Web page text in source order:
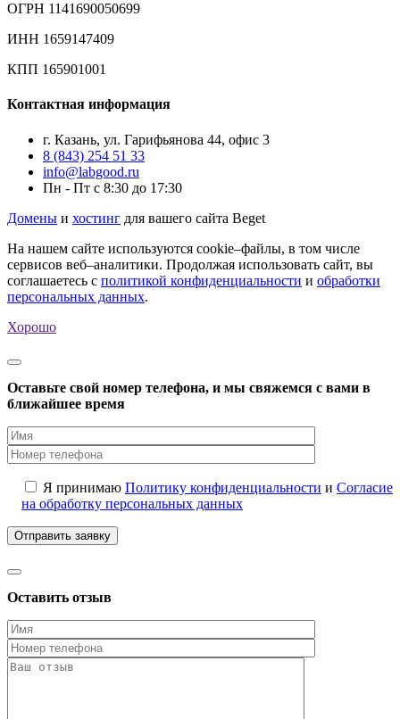
ОГРН 1141690050699
ИНН 1659147409
КПП 165901001
Контактная информация
г. Казань, ул. Гарифьянова 44, офис 3
8 (843) 254 51 33
info@labgood.ru
Пн - Пт с 8:30 до 17:30
Домены и хостинг для вашего сайта Beget
На нашем сайте используются cookie–файлы, в том числе
сервисов веб–аналитики. Продолжая использовать сайт, вы
соглашаетесь с политикой конфиденциальности и обработки
персональных данных.
Хорошо
Оставьте свой номер телефона, и мы свяжемся с вами в
ближайшее время
Я принимаю Политику конфиденциальности и Согласие
на обработку персональных данных
Оставить отзыв